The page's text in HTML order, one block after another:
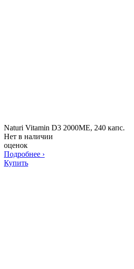
Naturi Vitamin D3 2000ME, 240 капс.
Нет в наличии
оценок
Подробнее ›
Купить